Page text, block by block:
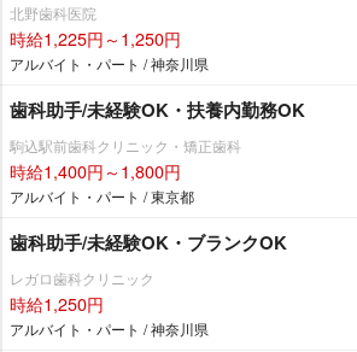
北野歯科医院
時給1,225円～1,250円
アルバイト・パート / 神奈川県
歯科助手/未経験OK・扶養内勤務OK
駒込駅前歯科クリニック・矯正歯科
時給1,400円～1,800円
アルバイト・パート / 東京都
歯科助手/未経験OK・ブランクOK
レガロ歯科クリニック
時給1,250円
アルバイト・パート / 神奈川県